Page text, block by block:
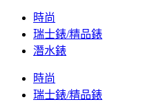
時尚
瑞士錶/精品錶
潛水錶
時尚
瑞士錶/精品錶